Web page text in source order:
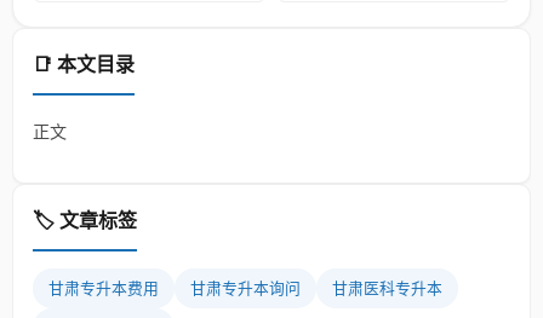
📑 本文目录
正文
🏷️ 文章标签
甘肃专升本费用 甘肃专升本询问 甘肃医科专升本